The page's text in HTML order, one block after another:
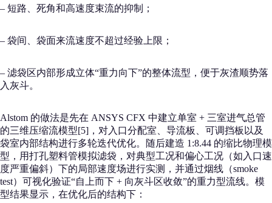
– 短路、死角和高速度束流的抑制；
– 袋间、袋面来流速度不超过经验上限；
– 滤袋区内部形成立体“重力向下”的整体流型，便于灰渣顺势落
入灰斗。
Alstom 的做法是先在 ANSYS CFX 中建立单室 + 三室进气总管
的三维压缩流模型[5]，对入口分配室、导流板、可调挡板以及
袋室内部结构进行多轮迭代优化。随后建造 1:8.44 的缩比物理模
型，用打孔塑料管模拟滤袋，对典型工况和偏心工况（如入口速
度严重偏斜）下的局部速度场进行实测，并通过烟线（smoke
test）可视化验证“自上而下 + 向灰斗区收敛”的重力型流线。模
型结果显示，在优化后的结构下：